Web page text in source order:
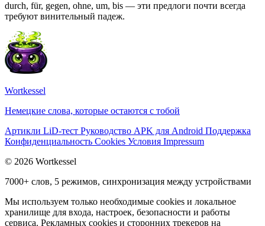
durch, für, gegen, ohne, um, bis — эти предлоги почти всегда
требуют винительный падеж.
Wortkessel
Немецкие слова, которые остаются с тобой
Артикли LiD-тест Руководство APK для Android Поддержка
Конфиденциальность Cookies Условия Impressum
© 2026 Wortkessel
7000+ слов, 5 режимов, синхронизация между устройствами
Мы используем только необходимые cookies и локальное
хранилище для входа, настроек, безопасности и работы
сервиса. Рекламных cookies и сторонних трекеров на